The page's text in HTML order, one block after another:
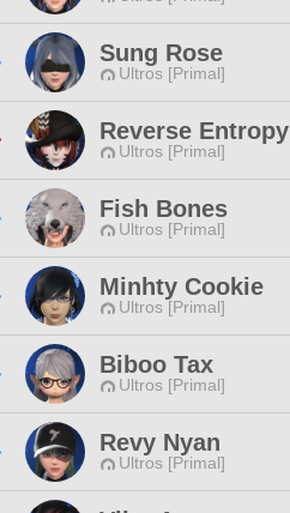
Sung Rose
Ultros [Primal]
Reverse Entropy
Ultros [Primal]
Fish Bones
Ultros [Primal]
Minhty Cookie
Ultros [Primal]
Biboo Tax
Ultros [Primal]
Revy Nyan
Ultros [Primal]